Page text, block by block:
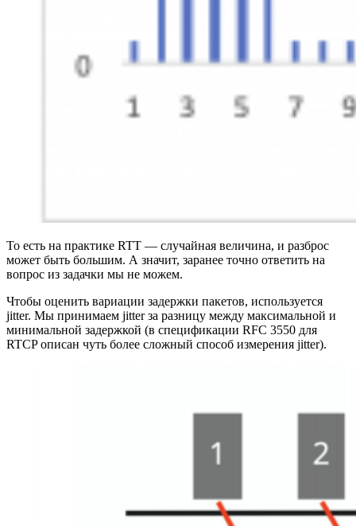
То есть на практике RTT — случайная величина, и разброс
может быть большим. А значит, заранее точно ответить на
вопрос из задачки мы не можем.
Чтобы оценить вариации задержки пакетов, используется
jitter. Мы принимаем jitter за разницу между максимальной и
минимальной задержкой (в спецификации RFC 3550 для
RTСP описан чуть более сложный способ измерения jitter).